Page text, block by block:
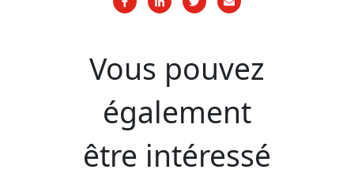
Vous pouvez
également
être intéressé